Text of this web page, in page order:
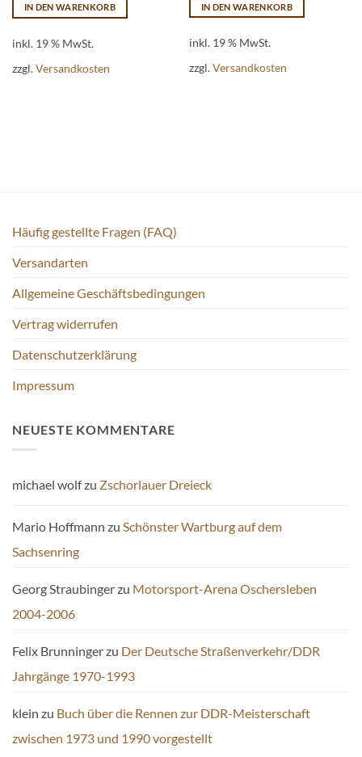
IN DEN WARENKORB
inkl. 19 % MwSt.
zzgl.Versandkosten
IN DEN WARENKORB
inkl. 19 % MwSt.
zzgl.Versandkosten
Häufig gestellte Fragen (FAQ)
Versandarten
Allgemeine Geschäftsbedingungen
Vertrag widerrufen
Datenschutzerklärung
Impressum
NEUESTE KOMMENTARE
michael wolfzu Zschorlauer Dreieck
Mario Hoffmann zu Schönster Wartburg auf dem
Sachsenring
Georg Straubingerzu Motorsport-Arena Oschersleben
2004-2006
Felix Brunningerzu Der Deutsche Straßenverkehr/DDR
Jahrgänge 1970-1993
klein zu Buch über die Rennen zur DDR-Meisterschaft
zwischen 1973 und 1990 vorgestellt